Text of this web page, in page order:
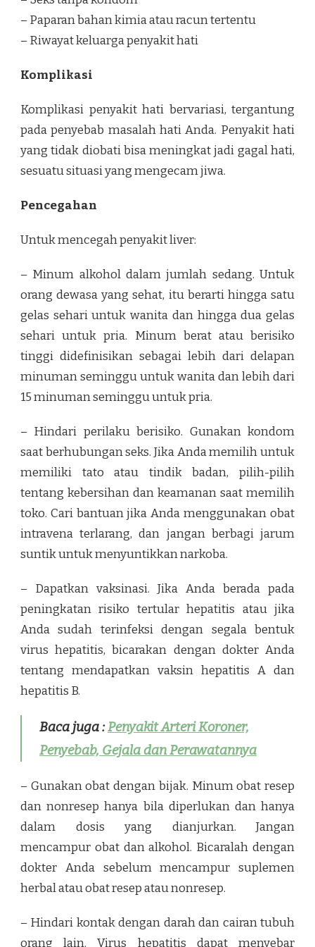
– Paparan bahan kimia atau racun tertentu
– Riwayat keluarga penyakit hati
Komplikasi
Komplikasi penyakit hati bervariasi, tergantung
pada penyebab masalah hati Anda. Penyakit hati
yang tidak diobati bisa meningkat jadi gagal hati,
sesuatu situasi yang mengecam jiwa.
Pencegahan
Untuk mencegah penyakit liver:
– Minum alkohol dalam jumlah sedang. Untuk
orang dewasa yang sehat, itu berarti hingga satu
gelas sehari untuk wanita dan hingga dua gelas
sehari untuk pria. Minum berat atau berisiko
tinggi didefinisikan sebagai lebih dari delapan
minuman seminggu untuk wanita dan lebih dari
15 minuman seminggu untuk pria.
– Hindari perilaku berisiko. Gunakan kondom
saat berhubungan seks. Jika Anda memilih untuk
memiliki tato atau tindik badan, pilih-pilih
tentang kebersihan dan keamanan saat memilih
toko. Cari bantuan jika Anda menggunakan obat
intravena terlarang, dan jangan berbagi jarum
suntik untuk menyuntikkan narkoba.
– Dapatkan vaksinasi. Jika Anda berada pada
peningkatan risiko tertular hepatitis atau jika
Anda sudah terinfeksi dengan segala bentuk
virus hepatitis, bicarakan dengan dokter Anda
tentang mendapatkan vaksin hepatitis A dan
hepatitis B.
Baca juga :Penyakit Arteri Koroner,
Penyebab, Gejala dan Perawatannya
– Gunakan obat dengan bijak. Minum obat resep
dan nonresep hanya bila diperlukan dan hanya
dalam dosis yang dianjurkan. Jangan
mencampur obat dan alkohol. Bicaralah dengan
dokter Anda sebelum mencampur suplemen
herbal atau obat resep atau nonresep.
– Hindari kontak dengan darah dan cairan tubuh
orang lain. Virus hepatitis dapat menyebar